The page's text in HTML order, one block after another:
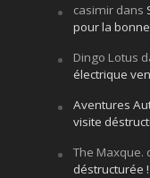
casimirdans
pour la
Dingo Lotus
électrique
Aventures
visite
The Maxque.
déstructurée !